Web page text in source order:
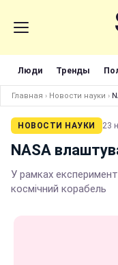
Люди Тренды
Главная › Новости науки ›
НОВОСТИ НАУКИ 23
NASA
У рамках
космічний корабель